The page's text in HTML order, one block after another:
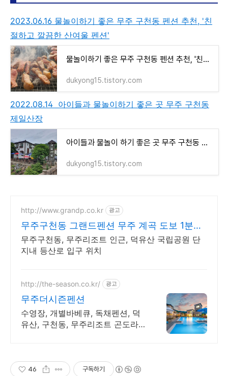
2023.06.16 물놀이하기 좋은 무주 구천동 펜션 추천, '친
절하고 깔끔한 산여울 펜션'
물놀이하기 좋은 무주 구천동 펜션 추천, '친절하고 깔끔한 산여울 펜션'
dukyong15.tistory.com
2022.08.14 아이들과 물놀이하기 좋은 곳 무주 구천동
제일산장
아이들과 물놀이 하기 좋은 곳 무주 구천동 제일산장
dukyong15.tistory.com
http://www.grandp.co.kr 광고
무주구천동 그랜드펜션 무주 계곡 도보 1분거
리
무주구천동, 무주리조트 인근, 덕유산 국립공원 단
지내 등산로 입구 위치
http://the-season.co.kr/ 광고
무주더시즌펜션
수영장, 개별바베큐, 독채펜션, 덕
유산, 구천동, 무주리조트 곤도라
46 구독하기